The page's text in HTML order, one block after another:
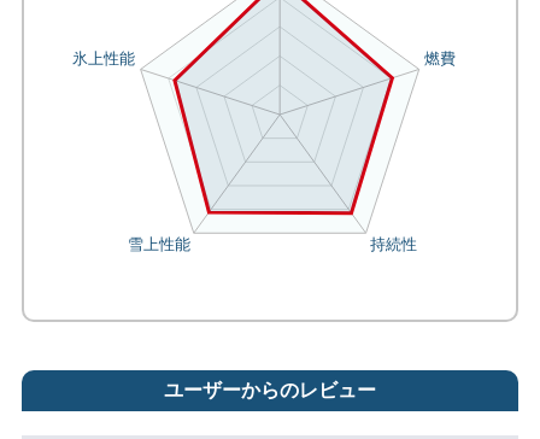
ユーザーからのレビュー